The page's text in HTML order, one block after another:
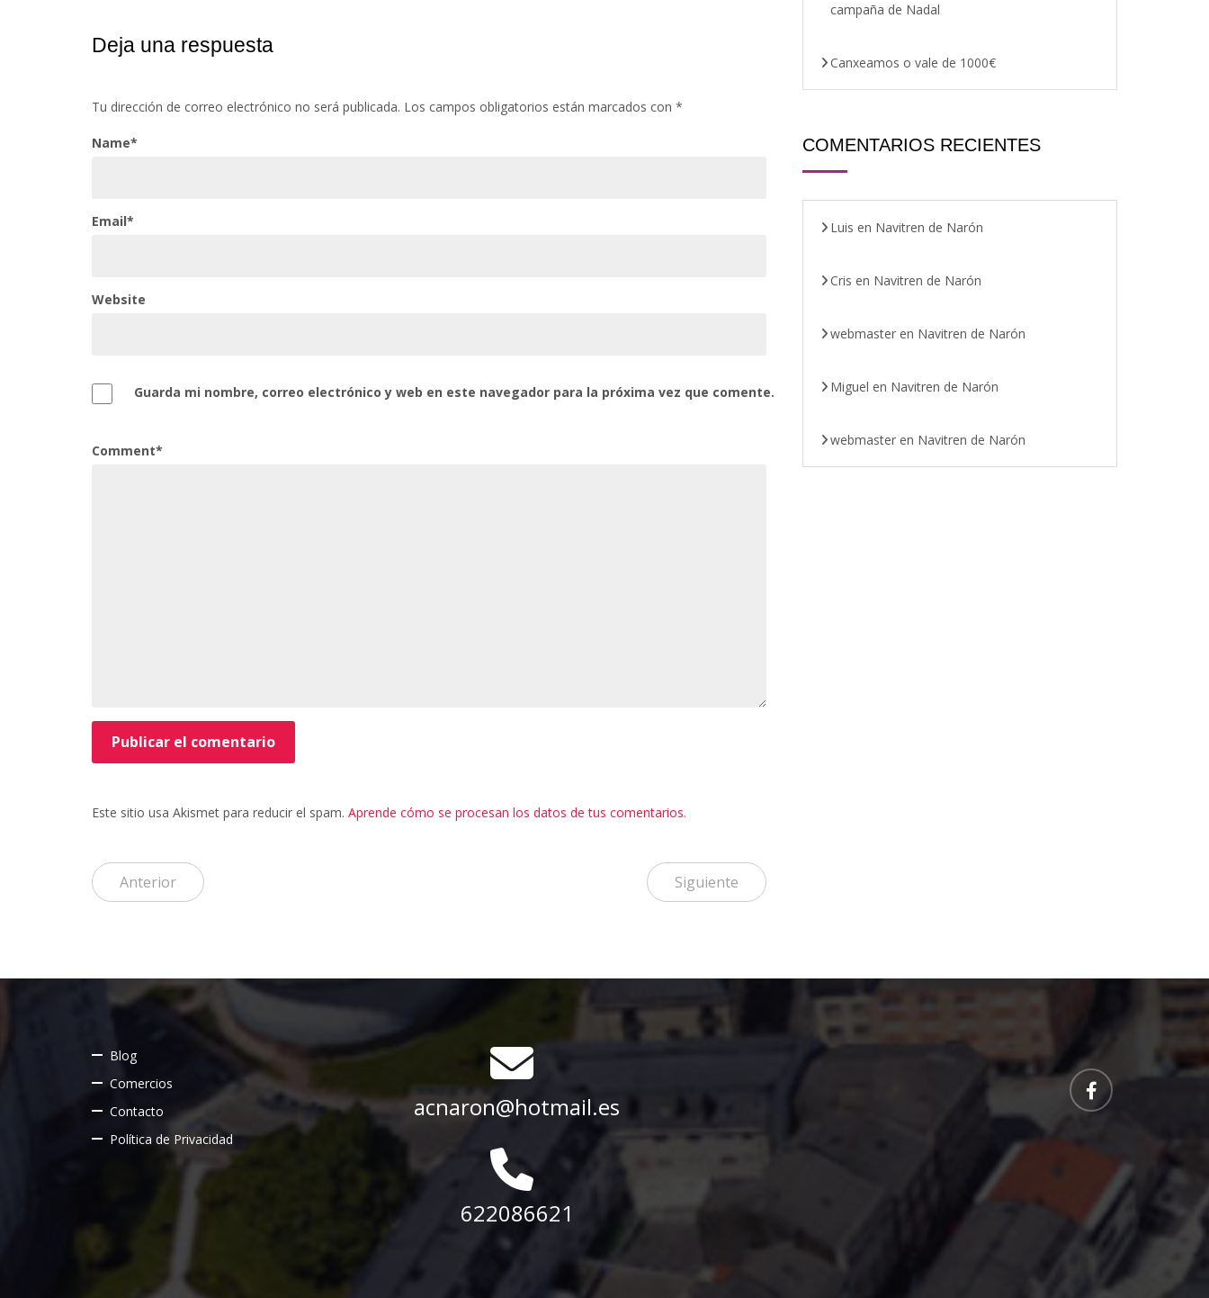
Deja una respuesta
Tu dirección de correo electrónico no será publicada. Los campos obligatorios están marcados con *
Name*
Email*
Website
Guarda mi nombre, correo electrónico y web en este navegador para la próxima vez que comente.
Comment*
Este sitio usa Akismet para reducir el spam. Aprende cómo se procesan los datos de tus comentarios.
Anterior Siguiente
campaña de Nadal
Canxeamos o vale de 1000€
COMENTARIOS RECIENTES
Luis en Navitren de Narón
Cris en Navitren de Narón
webmaster en Navitren de Narón
Miguel en Navitren de Narón
webmaster en Navitren de Narón
Blog
Comercios
Contacto
Política de Privacidad
acnaron@hotmail.es
622086621